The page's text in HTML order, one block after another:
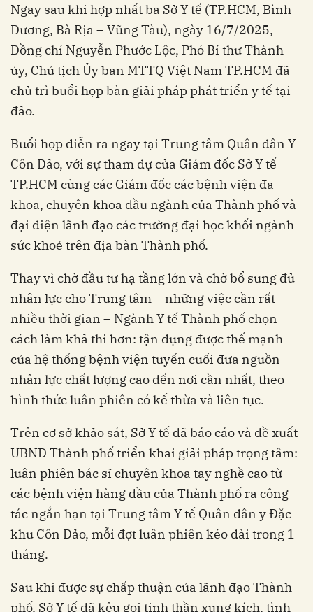
Ngay sau khi hợp nhất ba Sở Y tế (TP.HCM, Bình
Dương, Bà Rịa – Vũng Tàu), ngày 16/7/2025,
Đồng chí Nguyễn Phước Lộc, Phó Bí thư Thành
ủy, Chủ tịch Ủy ban MTTQ Việt Nam TP.HCM đã
chủ trì buổi họp bàn giải pháp phát triển y tế tại
đảo.
Buổi họp diễn ra ngay tại Trung tâm Quân dân Y
Côn Đảo, với sự tham dự của Giám đốc Sở Y tế
TP.HCM cùng các Giám đốc các bệnh viện đa
khoa, chuyên khoa đầu ngành của Thành phố và
đại diện lãnh đạo các trường đại học khối ngành
sức khoẻ trên địa bàn Thành phố.
Thay vì chờ đầu tư hạ tầng lớn và chờ bổ sung đủ
nhân lực cho Trung tâm – những việc cần rất
nhiều thời gian – Ngành Y tế Thành phố chọn
cách làm khả thi hơn: tận dụng được thế mạnh
của hệ thống bệnh viện tuyến cuối đưa nguồn
nhân lực chất lượng cao đến nơi cần nhất, theo
hình thức luân phiên có kế thừa và liên tục.
Trên cơ sở khảo sát, Sở Y tế đã báo cáo và đề xuất
UBND Thành phố triển khai giải pháp trọng tâm:
luân phiên bác sĩ chuyên khoa tay nghề cao từ
các bệnh viện hàng đầu của Thành phố ra công
tác ngắn hạn tại Trung tâm Y tế Quân dân y Đặc
khu Côn Đảo, mỗi đợt luân phiên kéo dài trong 1
tháng.
Sau khi được sự chấp thuận của lãnh đạo Thành
phố, Sở Y tế đã kêu gọi tinh thần xung kích, tình